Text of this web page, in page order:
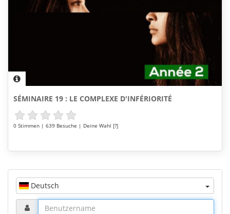
SÉMINAIRE 19 : LE COMPLEXE D'INFÉRIORITÉ
0 Stimmen | 639 Besuche | Deine Wahl [?]
Deutsch